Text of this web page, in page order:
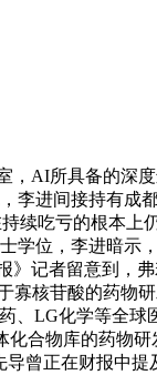
AI所具备的深
进间接持有成
续吃亏的根本上
学位，李进暗示
》记者留意到，
寡核苷酸的药物
、LG化学等全
合物库的药物研
曾正在财报中提